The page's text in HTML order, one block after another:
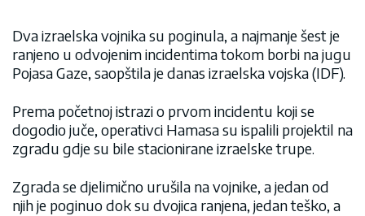
Dva izraelska vojnika su poginula, a najmanje šest je
ranjeno u odvojenim incidentima tokom borbi na jugu
Pojasa Gaze, saopštila je danas izraelska vojska (IDF).
Prema početnoj istrazi o prvom incidentu koji se
dogodio juče, operativci Hamasa su ispalili projektil na
zgradu gdje su bile stacionirane izraelske trupe.
Zgrada se djelimično urušila na vojnike, a jedan od
njih je poginuo dok su dvojica ranjena, jedan teško, a